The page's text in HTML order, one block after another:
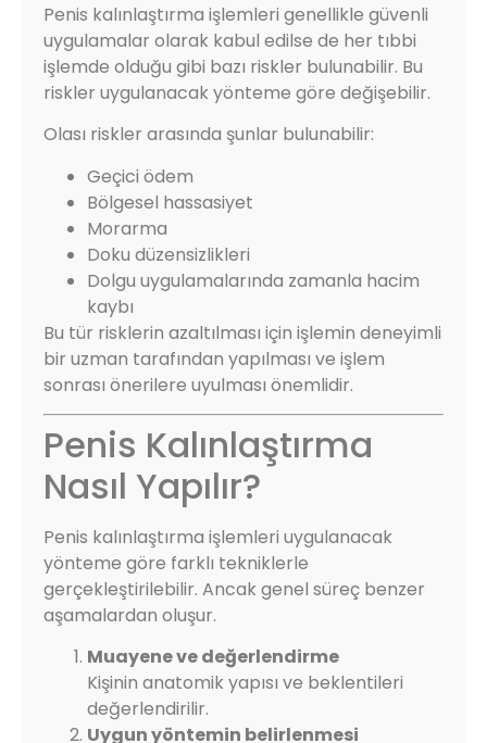
Penis kalınlaştırma işlemleri genellikle güvenli
uygulamalar olarak kabul edilse de her tıbbi
işlemde olduğu gibi bazı riskler bulunabilir. Bu
riskler uygulanacak yönteme göre değişebilir.
Olası riskler arasında şunlar bulunabilir:
Geçici ödem
Bölgesel hassasiyet
Morarma
Doku düzensizlikleri
Dolgu uygulamalarında zamanla hacim
kaybı
Bu tür risklerin azaltılması için işlemin deneyimli
bir uzman tarafından yapılması ve işlem
sonrası önerilere uyulması önemlidir.
Penis Kalınlaştırma
Nasıl Yapılır?
Penis kalınlaştırma işlemleri uygulanacak
yönteme göre farklı tekniklerle
gerçekleştirilebilir. Ancak genel süreç benzer
aşamalardan oluşur.
Muayene ve değerlendirme
Kişinin anatomik yapısı ve beklentileri
değerlendirilir.
Uygun yöntemin belirlenmesi